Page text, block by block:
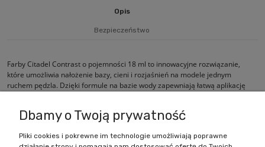
Opis
Bezpieczeństwo
Farby Citadel Contrast o pojemności 18 ml to innowacyjne rozwiązanie,
które umożliwia nałożenie bazy, cieni i rozjaśnień na modele jednym
ruchem pędzla. Dzięki formule na bazie wody zapewniają łatwą aplikację
Dbamy o Twoją prywatność
Pliki cookies i pokrewne im technologie umożliwiają poprawne